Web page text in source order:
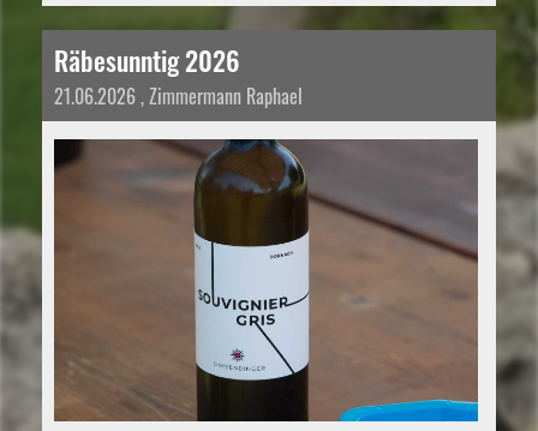
Räbesunntig 2026
21.06.2026, Zimmermann Raphael